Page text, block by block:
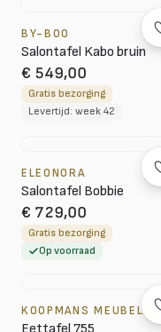
BY-BOO
Salontafel Kabo bruin
€ 549,00
Gratis bezorging
Levertijd: week 42
ELEONORA
Salontafel Bobbie
€ 729,00
Gratis bezorging
Op voorraad
KOOPMANS MEUBELEN